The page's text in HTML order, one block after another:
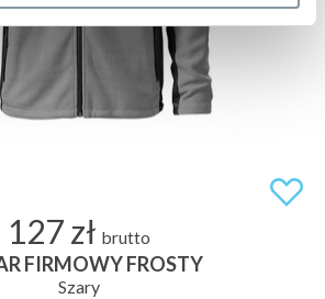
127 zł brutto
FIRMOWY FROSTY
Szary